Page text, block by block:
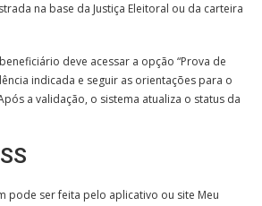
na base da Justiça Eleitoral ou da carteira
deve acessar a opção “Prova de
indicada e seguir as orientações para o
a validação, o sistema atualiza o status da
pode ser feita pelo aplicativo ou site Meu